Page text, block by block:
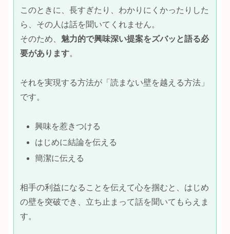
このときに、長すぎたり、わかりにくかったりした
ら、その人は話を聞いてくれません。
そのため、 魅力的で興味深い提案をズバッと語る必
要があります。
それを実現する方法が「読まない壁を越える方法」
です。
興味を惹きつける
はじめに結論を伝える
簡潔に伝える
相手の利益になることを伝えて心を掴むと、はじめ
の壁を突破でき、立ち止まって話を聞いてもらえま
す。